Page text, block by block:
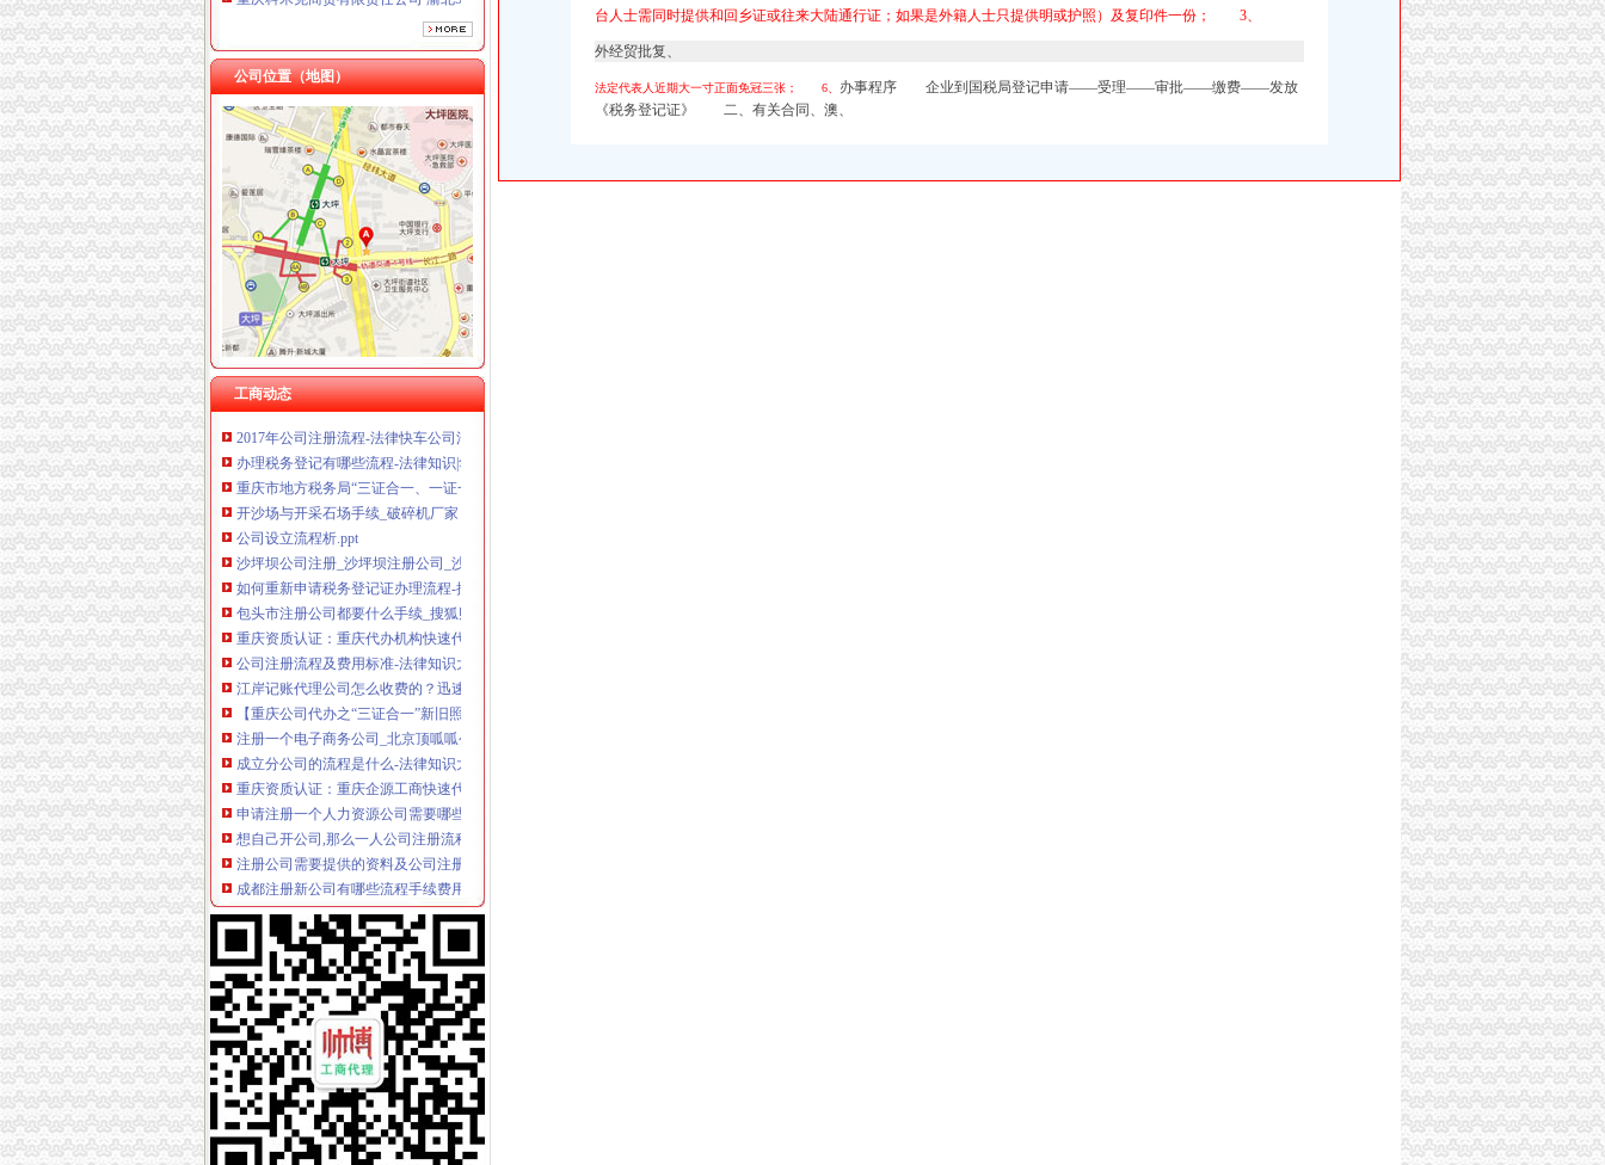
重庆斯帕索商贸有限公司 渝中500万 （进出口权）
重庆德谋生产力促进中心有限公司 渝大10万 （工商注册）
成都国科海博信息技术股份有限公司重庆分公司 渝江 （工商注册）
公司位置（地图）
工商动态
沙坪坝区办税务登记证流程
单位纳税人、个体工商户、分支机构办理税务登记证的流程
开沙场与开采石场手续_破碎机厂家
注册个公司要多少钱？注册公司流程步骤_更富学院_资讯_更富网
重庆沙坪坝工商**公司注册重庆沙坪坝工商**优惠办理重庆公司注册今
税务登记证补办流程第一文库网
重庆沙坪坝门户网
重庆--中国政协新闻网--人民网
2017年公司注册流程-法律快车公司法
办理税务登记有哪些流程-法律知识|华律网（66Law.cn）
重庆市地方税务局“三证合一、一证一码”登记模式办税（费）指南
开沙场与开采石场手续_破碎机厂家
公司设立流程析.ppt
沙坪坝公司注册_沙坪坝注册公司_沙坪坝代办注册公司_沙坪坝代理公
如何重新申请税务登记证办理流程-搜问问
包头市注册公司都要什么手续_搜狐财经_搜狐网
重庆资质认证：重庆代办机构快速代办房地产开发资质,执照,物管资
公司注册流程及费用标准-法律知识大全|律师365(.com)
江岸记账代理公司怎么收费的？迅速办理找哪家？-中介代理-深圳酷易搜
【重庆公司代办之“三证合一”新旧照换领的流程】-沙坪坝小龙坎易
注册一个电子商务公司_北京顶呱呱公司注册_搜狐其它_搜狐网
成立分公司的流程是什么-法律知识大全|律师365(.com)
重庆资质认证：重庆企源工商快速代办渝中区的房地产开发资质延期新
申请注册一个人力资源公司需要哪些流程和费用。我们公司主要从事代
想自己开公司,那么一人公司注册流程是什么？_搜狐财经_搜狐网
注册公司需要提供的资料及公司注册流程-搜百科
成都注册新公司有哪些流程手续费用？_贝多财务企业官网—站式企业
公司设立流程[46p].ppt
食品公司在沙坪坝区办注册要多久能开始运营_上海赢缘财务咨询有限
办理企业税务登记证-税务代理-武汉八方鼎力财务咨询有限公司
【税务登记证】税务登记证有效期税务登记证如何办理_十大品牌网
公司设立登记服务工作流程-姜爱律师文集
北京公司注册流程及注意事项_百度经验
资本管理公司注册条件,办理公司注册的条件
重庆沙坪坝工商**公司注册重庆沙坪坝工商**优惠办理重庆公司注册今
沙坪坝哪里可以办理,沙坪坝哪里能够办理个人无押|价
《营业执照黑名单查询》
注册个公司要多少钱？注册公司流程步骤_更富学院_资讯_更富网
台人士需同时提供和回乡证或往来大陆通行证；如果是外籍人士只提供明或护照）及复印件一份； 3、
外经贸批复、
法定代表人近期大一寸正面免冠三张； 6、 办事程序 企业到国税局登记申请――受理――审批――缴费――发放
《税务登记证》 二、有关合同、澳、